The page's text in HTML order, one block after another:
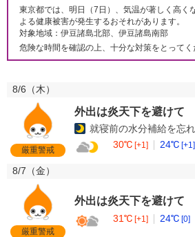
東京都では、明日（7日）、気温が著しく高く
よる健康被害が発生するおそれがあります。
対象地域：伊豆諸島北部、伊豆諸島南部
危険な時間を確認の上、十分な対策をとってく
8/6（木）
厳重警戒
外出は炎天下を避けて
就寝前の水分補給を忘
30℃ [+1] 24℃ [+1]
8/7（金）
厳重警戒
外出は炎天下を避けて
31℃ [+1] 24℃ [0]